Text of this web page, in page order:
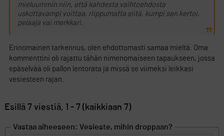
mieluummin niin, että kahdesta vaihtoehdosta
uskottavampi voittaa, riippumatta siitä, kumpi sen kertoi,
pelaaja vai merkkari.
Erinomainen tarkennus, olen ehdottomasti samaa mieltä. Oma
kommenttini oli rajattu tähän nimenomaiseen tapaukseen, jossa
epäselvää oli pallon lentorata ja missä se viimeksi leikkasi
vesiesteen rajan.
Esillä 7 viestiä, 1 - 7 (kaikkiaan 7)
Vastaa aiheeseen: Vesieste, mihin droppaan?